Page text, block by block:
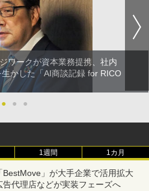
ワークが資本業務提携、社内
かした「AI商談記録 for RICO
●
● ●
1週間 1カ月
BestMove」が大手企業で活用拡大
代理店などが実装フェーズへ